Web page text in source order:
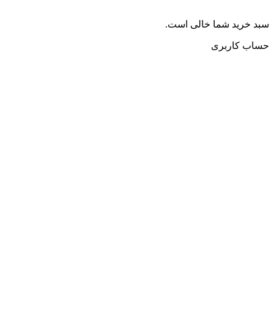
سبد خرید شما خالی است.
حساب کاربری